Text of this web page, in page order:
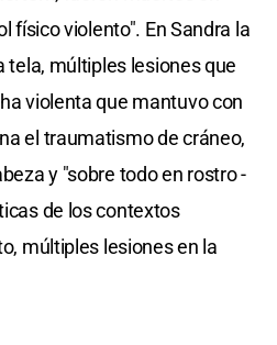
físico violento". En Sandra la
tela, múltiples lesiones que
violenta que mantuvo con
el traumatismo de cráneo,
y "sobre todo en rostro -
de los contextos
múltiples lesiones en la